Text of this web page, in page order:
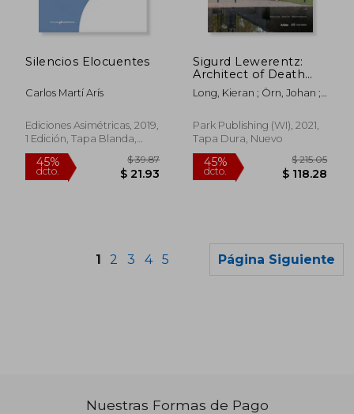
45% $ 107.49 45%
Silencios Elocuentes
Carlos Martí Arís
Ediciones Asimétricas, 2019,
1 Edición, Tapa Blanda,
Nuevo
Sigurd Lewerentz:
Architect of Death
and Life (en Inglés)
Long, Kieran ; Örn, Johan ;
Park Publishing (WI), 2021,
Tapa Dura, Nuevo
1 2 3 4 5 Página Siguiente
Nuestras Formas de Pago